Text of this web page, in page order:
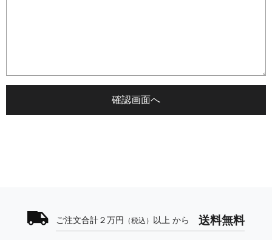
ご注文合計２万円 （税込） 以上 から 送料無料